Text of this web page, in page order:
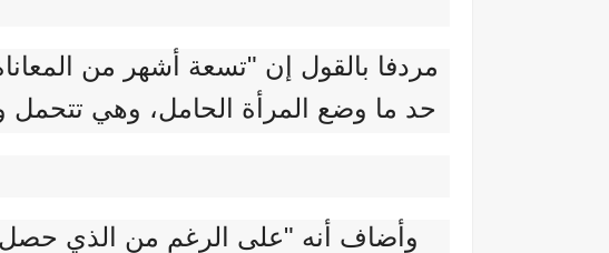
مردفا بالقول إن "تسعة أشهر من
حد ما وضع المرأة الحامل، وهي تتحمل
وأضاف أنه "على الرغم من الذي حصل